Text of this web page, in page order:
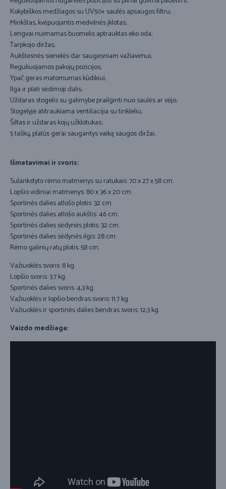
Kokybiškos medžiagos su UV50+ saulės apsaugos filtru;
Minkštas, kvėpuojantis medvilnės įklotas;
Lengvai nuimamas buomelis aptrauktas eko oda;
Tarpkojo diržas;
Aukštesnės sienelės dar saugesniam važiavimui;
Reguliuojamos pakojų pozicijos;
Ypač geras matomumas kūdikiui;
Ilga ir plati sėdimoji dalis;
Uždaras stogelis su galimybe prailginti nuo saulės ar vėjo;
Stogelyje atitraukiama ventiliacijia su tinkleliu;
Šiltas ir uždaras kojų užklotukas;
5 taškų, platūs gerai saugantys vaiką saugos diržai;
Išmatavimai ir svoris:
Sulankstyto rėmo matmenys su ratukais: 70 x 27 x 58 cm.
Lopšio vidiniai matmenys: 80 x 36 x 20 cm.
Sportinės dalies atlošo plotis: 32 cm.
Sportinės dalies atlošo aukštis: 46 cm.
Sportinės dalies sėdynės plotis: 32 cm.
Sportinės dalies sėdynės ilgis: 28 cm.
Rėmo galinių ratų plotis: 58 cm.
Važiuoklės svoris: 8 kg.
Lopšio svoris: 3.7 kg.
Sportinės dalies svoris: 4,3 kg.
Važiuoklės ir lopšio bendras svoris: 11.7 kg.
Važiuoklės ir sportinės dalies bendras svoris: 12,3 kg.
Vaizdo medžiaga: